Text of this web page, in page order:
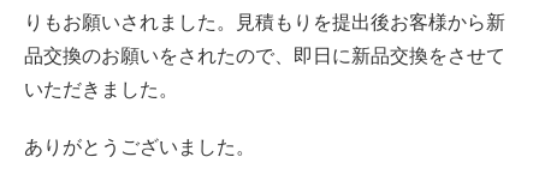
りもお願いされました。見積もりを提出後お客様から新
品交換のお願いをされたので、即日に新品交換をさせて
いただきました。
ありがとうございました。